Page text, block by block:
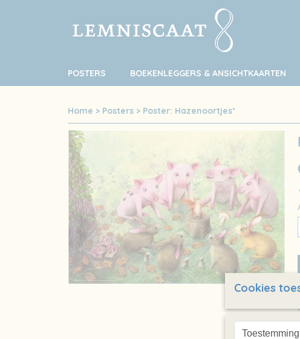
POSTERS BOEKENLEGGERS & ANSICHTKAARTEN
Home > Posters > Poster: Hazenoortjes*
Cookies
Toestemming